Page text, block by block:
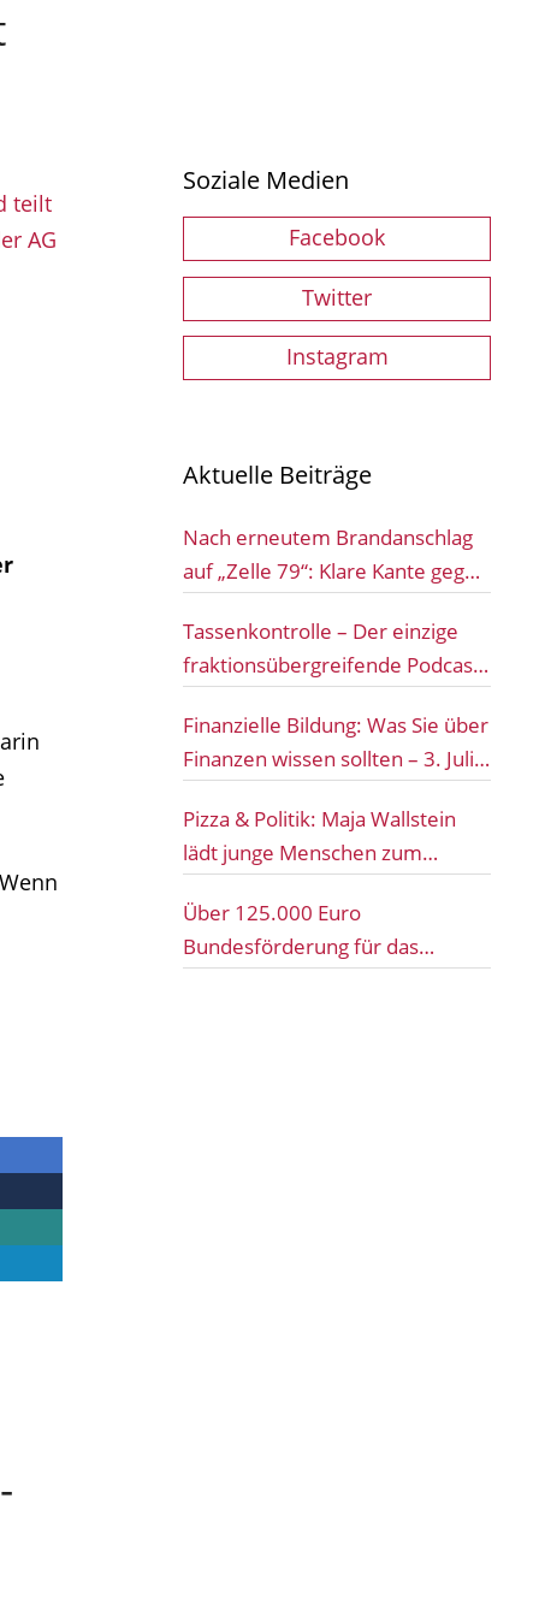
Soziale Medien
Facebook
Twitter
Instagram
Aktuelle Beiträge
Nach erneutem Brandanschlag
auf „Zelle 79“: Klare Kante gegen
Tassenkontrolle – Der einzige
fraktionsübergreifende Podcast
Finanzielle Bildung: Was Sie über
Finanzen wissen sollten – 3. Juli
Pizza & Politik: Maja Wallstein
lädt junge Menschen zum
und Spremberg ein
Über 125.000 Euro
Bundesförderung für das